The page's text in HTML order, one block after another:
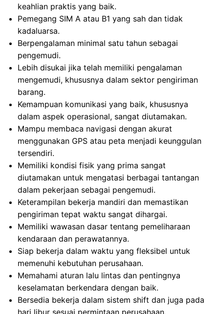
keahlian praktis yang baik.
Pemegang SIM A atau B1 yang sah dan tidak
kadaluarsa.
Berpengalaman minimal satu tahun sebagai
pengemudi.
Lebih disukai jika telah memiliki pengalaman
mengemudi, khususnya dalam sektor pengiriman
barang.
Kemampuan komunikasi yang baik, khususnya
dalam aspek operasional, sangat diutamakan.
Mampu membaca navigasi dengan akurat
menggunakan GPS atau peta menjadi keunggulan
tersendiri.
Memiliki kondisi fisik yang prima sangat
diutamakan untuk mengatasi berbagai tantangan
dalam pekerjaan sebagai pengemudi.
Keterampilan bekerja mandiri dan memastikan
pengiriman tepat waktu sangat dihargai.
Memiliki wawasan dasar tentang pemeliharaan
kendaraan dan perawatannya.
Siap bekerja dalam waktu yang fleksibel untuk
memenuhi kebutuhan perusahaan.
Memahami aturan lalu lintas dan pentingnya
keselamatan berkendara dengan baik.
Bersedia bekerja dalam sistem shift dan juga pada